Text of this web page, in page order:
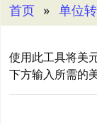
首页 单位
使用此工具将美
下方输入所需的